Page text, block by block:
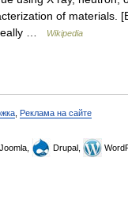
of materials.
…
Wikipedia
Реклама на сайте
Joomla, Drupal,